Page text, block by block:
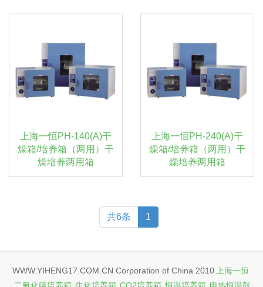
上海一恒PH-140(A)干
燥箱/培养箱（两用）干
燥培养两用箱
上海一恒PH-240(A)干
燥箱/培养箱（两用）干
燥培养两用箱
共6条 1
WWW.YIHENG17.COM.CN Corporation of China 2010
上海一恒